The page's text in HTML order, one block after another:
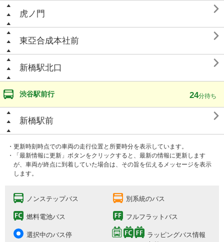
虎ノ門 
東亞合成本社前 
新橋駅北口 
渋谷駅前行 24分待ち
新橋駅前 
・更新時刻時点での車両の走行位置と所要時分を表示しています。
・「最新情報に更新」ボタンをクリックすると、最新の情報に更新します
が、車両が終点に到着していた場合は、その旨を伝えるメッセージを表示
します。
ノンステップバス 別系統のバス
燃料電池バス フルフラットバス
選択中のバス停
ラッピングバス情報